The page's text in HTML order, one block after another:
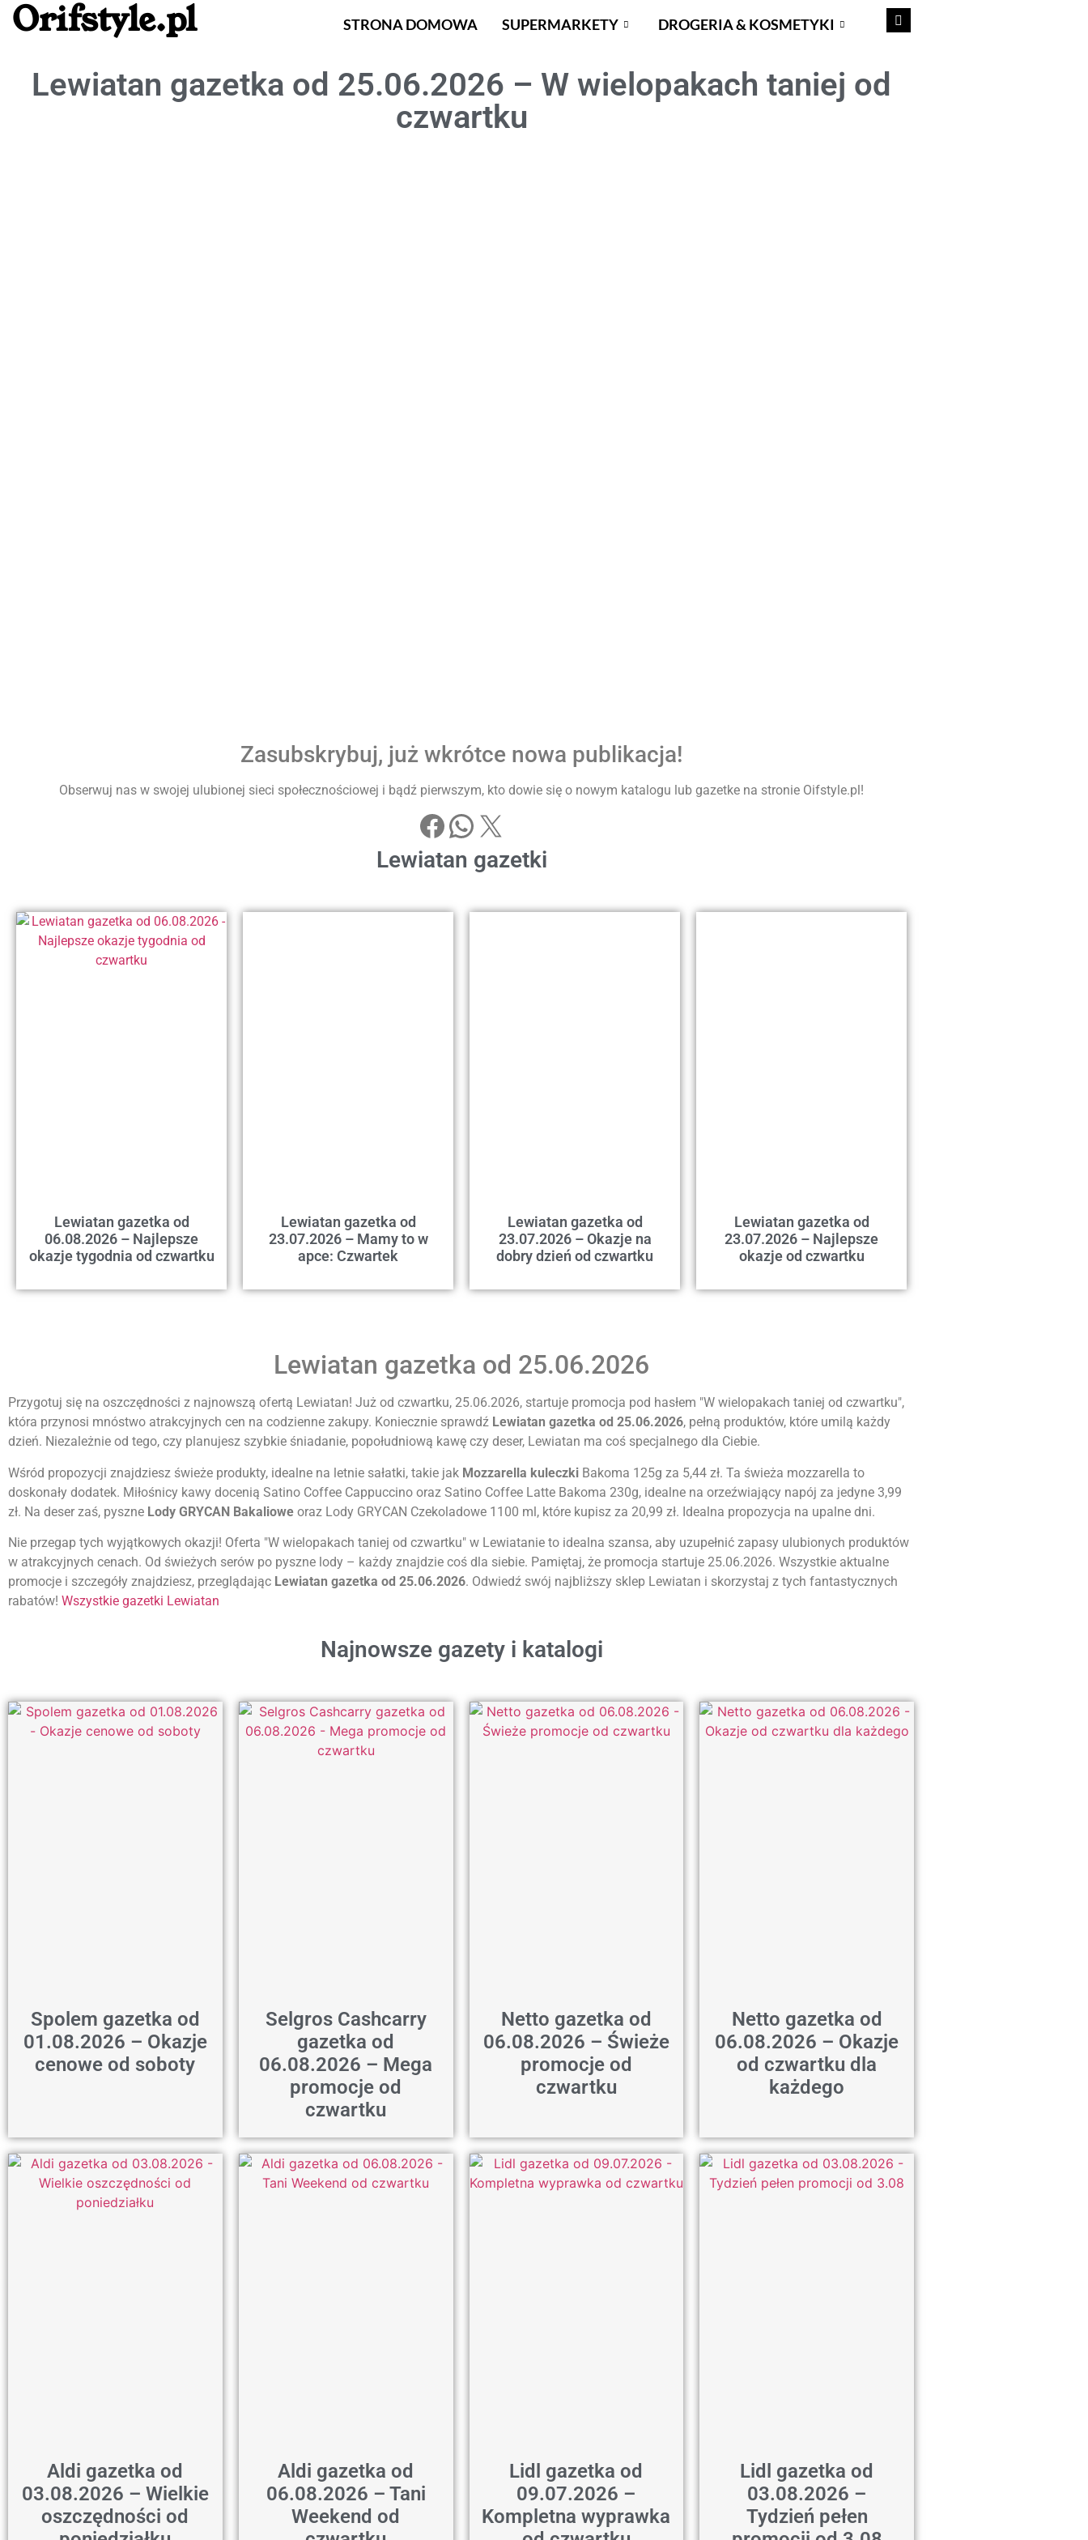
Orifstyle.pl STRONA DOMOWA SUPERMARKETY DROGERIA & KOSMETYKI
Lewiatan gazetka od 25.06.2026 – W wielopakach taniej od
czwartku
Zasubskrybuj, już wkrótce nowa publikacja!
Obserwuj nas w swojej ulubionej sieci społecznościowej i bądź pierwszym, kto dowie się o nowym katalogu lub gazetke na stronie Oifstyle.pl!
Lewiatan gazetki
Lewiatan gazetka od
06.08.2026 – Najlepsze
okazje tygodnia od czwartku
Lewiatan gazetka od
23.07.2026 – Mamy to w
apce: Czwartek
Lewiatan gazetka od
23.07.2026 – Okazje na
dobry dzień od czwartku
Lewiatan gazetka od
23.07.2026 – Najlepsze
okazje od czwartku
Lewiatan gazetka od 25.06.2026
Przygotuj się na oszczędności z najnowszą ofertą Lewiatan! Już od czwartku, 25.06.2026, startuje promocja pod hasłem "W wielopakach taniej od czwartku",
która przynosi mnóstwo atrakcyjnych cen na codzienne zakupy. Koniecznie sprawdź Lewiatan gazetka od 25.06.2026, pełną produktów, które umilą każdy
dzień. Niezależnie od tego, czy planujesz szybkie śniadanie, popołudniową kawę czy deser, Lewiatan ma coś specjalnego dla Ciebie.
Wśród propozycji znajdziesz świeże produkty, idealne na letnie sałatki, takie jak Mozzarella kuleczki Bakoma 125g za 5,44 zł. Ta świeża mozzarella to
doskonały dodatek. Miłośnicy kawy docenią Satino Coffee Cappuccino oraz Satino Coffee Latte Bakoma 230g, idealne na orzeźwiający napój za jedyne 3,99
zł. Na deser zaś, pyszne Lody GRYCAN Bakaliowe oraz Lody GRYCAN Czekoladowe 1100 ml, które kupisz za 20,99 zł. Idealna propozycja na upalne dni.
Nie przegap tych wyjątkowych okazji! Oferta "W wielopakach taniej od czwartku" w Lewiatanie to idealna szansa, aby uzupełnić zapasy ulubionych produktów
w atrakcyjnych cenach. Od świeżych serów po pyszne lody – każdy znajdzie coś dla siebie. Pamiętaj, że promocja startuje 25.06.2026. Wszystkie aktualne
promocje i szczegóły znajdziesz, przeglądając Lewiatan gazetka od 25.06.2026. Odwiedź swój najbliższy sklep Lewiatan i skorzystaj z tych fantastycznych
rabatów! Wszystkie gazetki Lewiatan
Najnowsze gazety i katalogi
Spolem gazetka od
01.08.2026 – Okazje
cenowe od soboty
Selgros Cashcarry
gazetka od
06.08.2026 – Mega
promocje od
czwartku
Netto gazetka od
06.08.2026 – Świeże
promocje od
czwartku
Netto gazetka od
06.08.2026 – Okazje
od czwartku dla
każdego
Aldi gazetka od
03.08.2026 – Wielkie
oszczędności od
Aldi gazetka od
06.08.2026 – Tani
Weekend od
Lidl gazetka od
09.07.2026 –
Kompletna wyprawka
Lidl gazetka od
03.08.2026 –
Tydzień pełen